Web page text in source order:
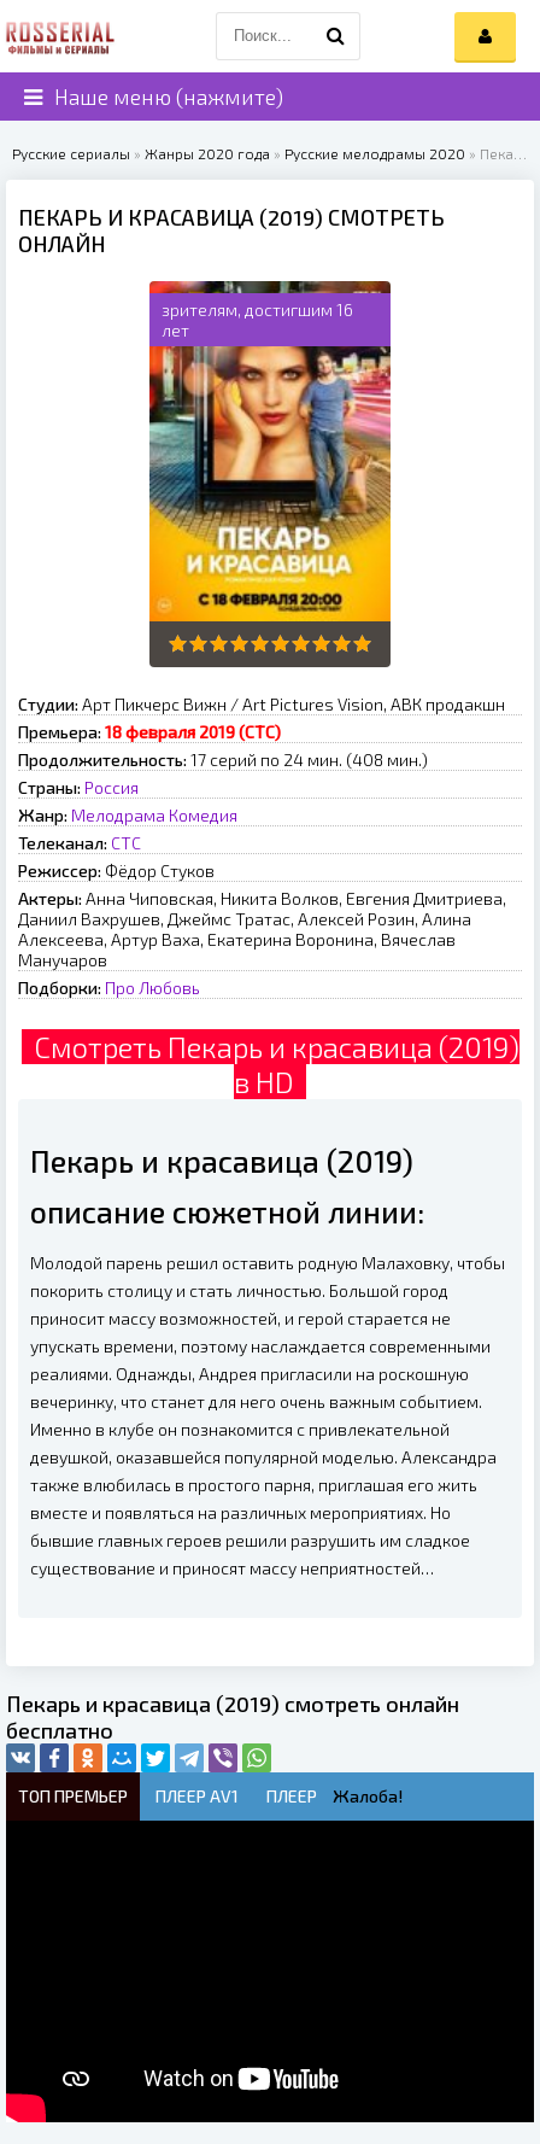
Наше меню (нажмите)
Русские сериалы » Жанры 2020 года » Русские мелодрамы 2020 » Пекарь и красавица (2019)
ПЕКАРЬ И КРАСАВИЦА (2019) СМОТРЕТЬ
ОНЛАЙН
зрителям, достигшим 16
лет
Студии: Арт Пикчерс Вижн / Art Pictures Vision, АВК продакшн
Премьера: 18 февраля 2019 (СТС)
Продолжительность: 17 серий по 24 мин. (408 мин.)
Страны: Россия
Жанр: Мелодрама Комедия
Телеканал: СТС
Режиссер: Фёдор Стуков
Актеры: Анна Чиповская, Никита Волков, Евгения Дмитриева,
Даниил Вахрушев, Джеймс Тратас, Алексей Розин, Алина
Алексеева, Артур Ваха, Екатерина Воронина, Вячеслав
Манучаров
Подборки: Про Любовь
Смотреть Пекарь и красавица (2019)
в HD
Пекарь и красавица (2019)
описание сюжетной линии:
Молодой парень решил оставить родную Малаховку, чтобы
покорить столицу и стать личностью. Большой город
приносит массу возможностей, и герой старается не
упускать времени, поэтому наслаждается современными
реалиями. Однажды, Андрея пригласили на роскошную
вечеринку, что станет для него очень важным событием.
Именно в клубе он познакомится с привлекательной
девушкой, оказавшейся популярной моделью. Александра
также влюбилась в простого парня, приглашая его жить
вместе и появляться на различных мероприятиях. Но
бывшие главных героев решили разрушить им сладкое
существование и приносят массу неприятностей…
Пекарь и красавица (2019) смотреть онлайн
бесплатно
ТОП ПРЕМЬЕР ПЛЕЕР AV1 ПЛЕЕР Жалоба!